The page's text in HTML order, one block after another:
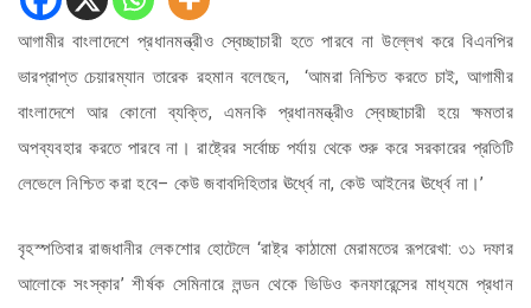
আগামীর বাংলাদেশে প্রধানমন্ত্রীও স্বেচ্ছাচারী হতে পারবে না উল্লেখ করে বিএনপির
ভারপ্রাপ্ত চেয়ারম্যান তারেক রহমান বলেছেন, ‘আমরা নিশ্চিত করতে চাই, আগামীর
বাংলাদেশে আর কোনো ব্যক্তি, এমনকি প্রধানমন্ত্রীও স্বেচ্ছাচারী হয়ে ক্ষমতার
অপব্যবহার করতে পারবে না। রাষ্ট্রের সর্বোচ্চ পর্যায় থেকে শুরু করে সরকারের প্রতিটি
লেভেলে নিশ্চিত করা হবে– কেউ জবাবদিহিতার ঊর্ধ্বে না, কেউ আইনের ঊর্ধ্বে না।’
বৃহস্পতিবার রাজধানীর লেকশোর হোটেলে ‘রাষ্ট্র কাঠামো মেরামতের রূপরেখা: ৩১ দফার
আলোকে সংস্কার’ শীর্ষক সেমিনারে লন্ডন থেকে ভিডিও কনফারেন্সের মাধ্যমে প্রধান